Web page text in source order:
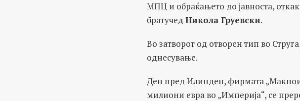
МПЦ и обраќањето до јавноста,
братучед Никола Груевски.
Во затворот од отворен тип во
однесување.
Ден пред Илинден, фирмата
милиони евра во „Империја“, се